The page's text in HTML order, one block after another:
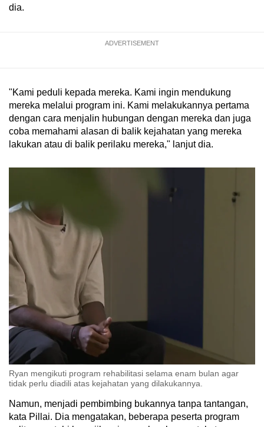
dia.
ADVERTISEMENT
"Kami peduli kepada mereka. Kami ingin mendukung
mereka melalui program ini. Kami melakukannya pertama
dengan cara menjalin hubungan dengan mereka dan juga
coba memahami alasan di balik kejahatan yang mereka
lakukan atau di balik perilaku mereka," lanjut dia.
Ryan mengikuti program rehabilitasi selama enam bulan agar
tidak perlu diadili atas kejahatan yang dilakukannya.
Namun, menjadi pembimbing bukannya tanpa tantangan,
kata Pillai. Dia mengatakan, beberapa peserta program